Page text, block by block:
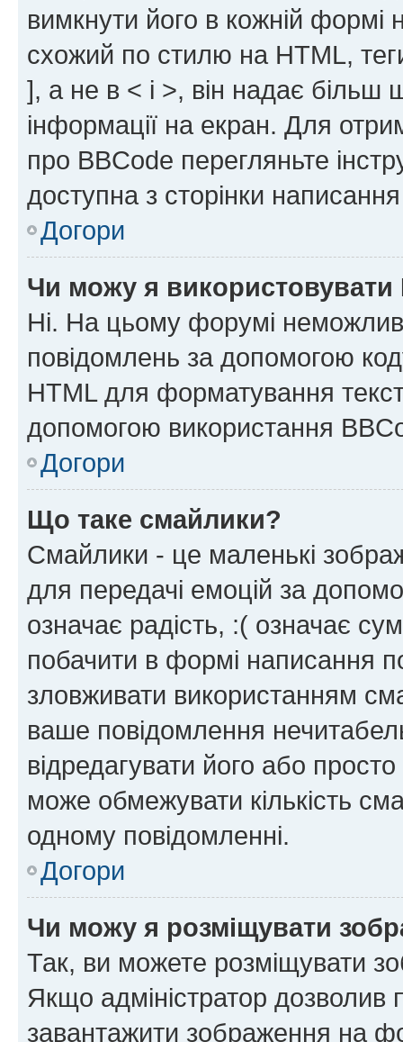
вимкнути його в кожній
схожий по стилю на HTML,
], а не в < і >, він надає більш
інформації на екран. Для
про BBCode перегляньте
доступна з сторінки
Догори
Чи можу я використовувати
Ні. На цьому форумі
повідомлень за допомогою
HTML для форматування
допомогою використання
Догори
Що таке смайлики?
Смайлики - це маленькі
для передачі емоцій за
означає радість, :( означає
побачити в формі написання
зловживати використанням
ваше повідомлення
відредагувати його або
може обмежувати кількість
одному повідомленні.
Догори
Чи можу я розміщувати
Так, ви можете розміщувати
Якщо адміністратор
завантажити зображення на